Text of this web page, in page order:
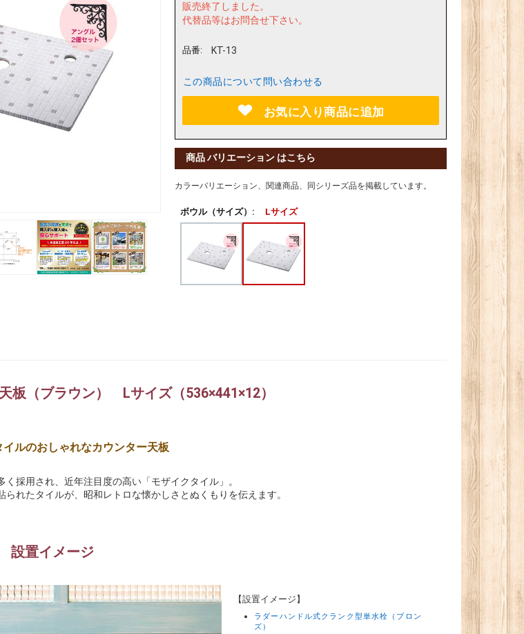
販売終了しました。
代替品等はお問合せ下さい。
品番: KT-13
この商品について問い合わせる
お気に入り商品に追加
商品 バリエーション はこちら
カラーバリエーション、関連商品、同シリーズ品を掲載しています。
ボウル（サイズ）: Lサイズ
板（ブラウン） Lサイズ（536×441×12）
ルのおしゃれなカウンター天板
く採用され、近年注目度の高い「モザイクタイル」。
れたタイルが、昭和レトロな懐かしさとぬくもりを伝えます。
設置イメージ
【設置イメージ】
ラダーハンドル式クランク型単水栓（ブロン
ズ）